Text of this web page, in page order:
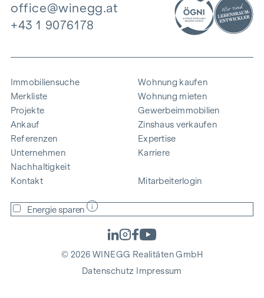
office@winegg.at
+43 1 9076178
Immobiliensuche
Merkliste
Projekte
Ankauf
Referenzen
Unternehmen
Nachhaltigkeit
Kontakt
Wohnung kaufen
Wohnung mieten
Gewerbeimmobilien
Zinshaus verkaufen
Expertise
Karriere
Mitarbeiterlogin
Energie sparen i
© 2026 WINEGG Realitäten GmbH
Datenschutz
Impressum